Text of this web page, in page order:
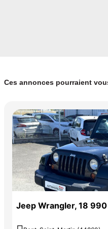
Ces annonces pourraient
Jeep Wrangler, 18